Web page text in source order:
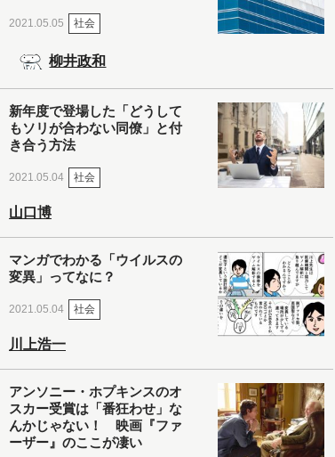
2021.05.05 社会
柳井政和
新年度で登場した「どうして
もソリが合わない同僚」と付
き合う方法
2021.05.04 社会
山口博
マンガでわかる「ウイルスの
変異」ってなに？
2021.05.04 社会
川上浩一
アンソニー・ホプキンスのオ
スカー受賞は「番狂わせ」な
んかじゃない！ 映画『ファ
ーザー』のここが凄い